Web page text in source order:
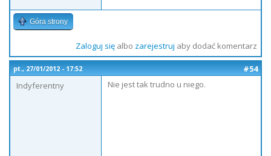
Góra strony
Zaloguj sięalbo zarejestruj aby dodać komentarz
pt., 27/01/2012 - 17:52
#54
Indyferentny
Nie jest tak trudno u niego.